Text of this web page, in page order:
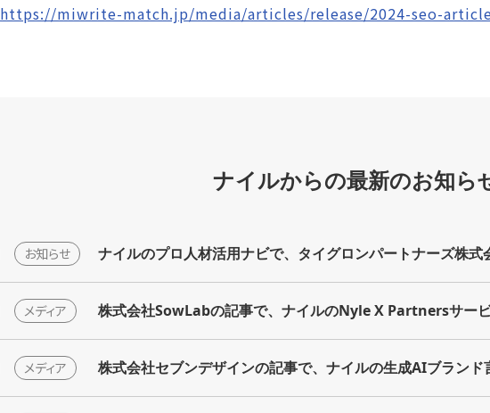
https://miwrite-match.jp/media/articles/release/2024-seo-
ナイルからの最新のお知ら
お知らせ ナイルのプロ人材活用ナビで、タイグロンパートナーズ株
メディア 株式会社SowLabの記事で、ナイルのNyle X Partnersサービ
メディア 株式会社セブンデザインの記事で、ナイルの生成AIブラン